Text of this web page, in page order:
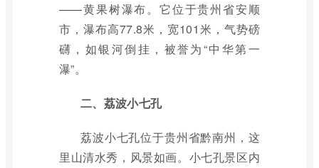
——黄果树瀑布。它位于贵州省安顺
市，瀑布高77.8米，宽101米，气势磅
礴，如银河倒挂，被誉为“中华第一
瀑”。
二、荔波小七孔
荔波小七孔位于贵州省黔南州，这
里山清水秀，风景如画。小七孔景区内